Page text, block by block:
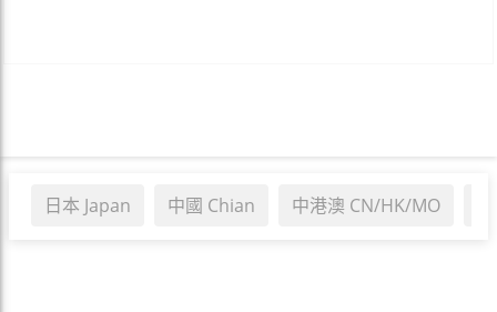
日本 Japan 中國 Chian 中港澳 CN/HK/MO